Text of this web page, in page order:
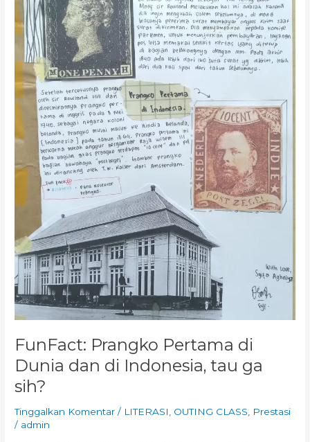
FunFact: Prangko Pertama di
Dunia dan di Indonesia, tau ga
sih?
Tinggalkan Komentar / LITERASI OUTING CLASS
Prestasi
/ admin
dan
di
Indonesia,
tau
ga
sih?